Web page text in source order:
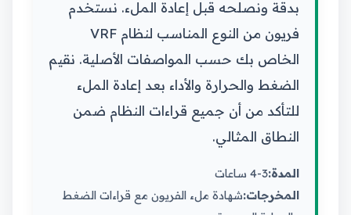
بدقة ونصلحه قبل إعادة الملء. نستخدم
فريون من النوع المناسب لنظام VRF
الخاص بك حسب المواصفات الأصلية. نقيم
الضغط والحرارة والأداء بعد إعادة الملء
للتأكد من أن جميع قراءات النظام ضمن
النطاق المثالي.
المدة:3-4 ساعات
المخرجات:شهادة ملء الفريون مع قراءات الضغط